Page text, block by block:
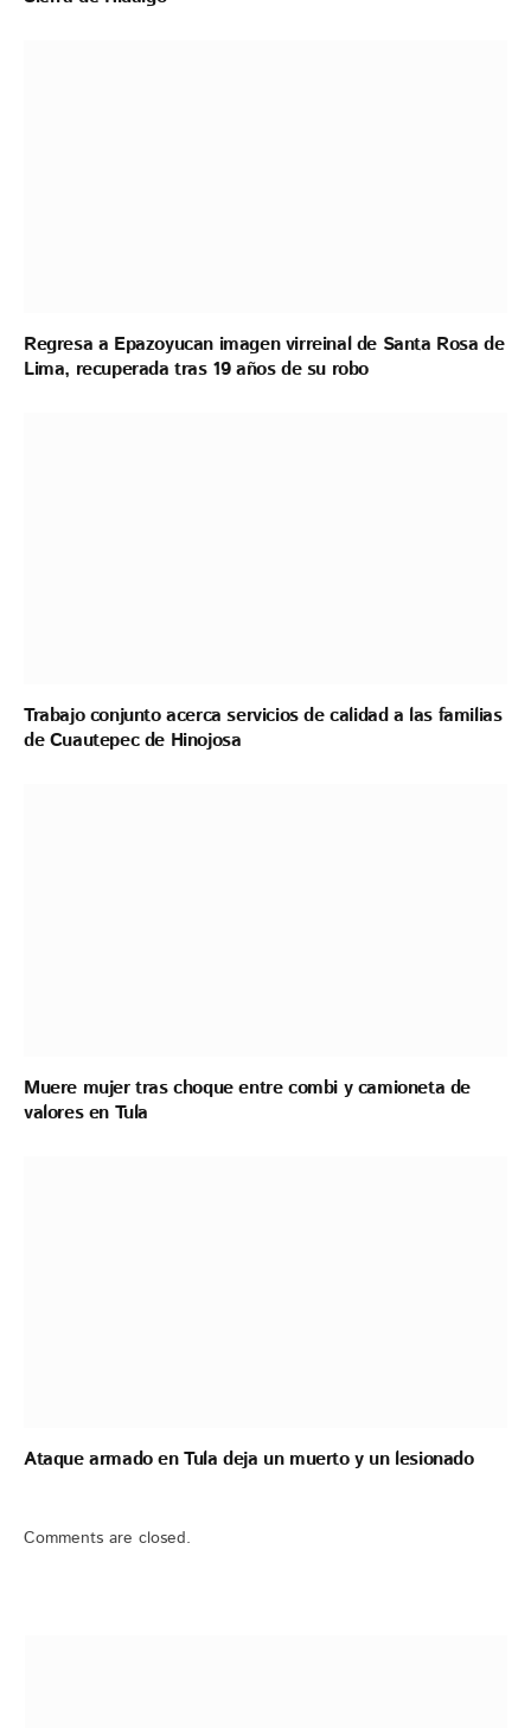
Regresa a Epazoyucan imagen virreinal de Santa Rosa de
Lima, recuperada tras 19 años de su robo
Trabajo conjunto acerca servicios de calidad a las familias
de Cuautepec de Hinojosa
Muere mujer tras choque entre combi y camioneta de
valores en Tula
Ataque armado en Tula deja un muerto y un lesionado
Comments are closed.